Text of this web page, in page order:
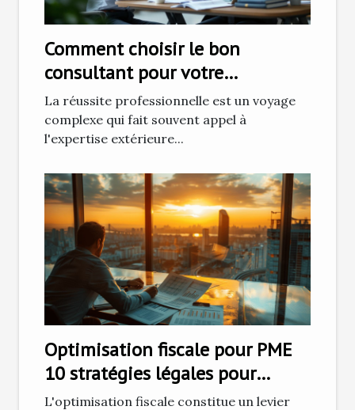
Comment choisir le bon
consultant pour votre
développement professionnel
La réussite professionnelle est un voyage
complexe qui fait souvent appel à
l'expertise extérieure...
Optimisation fiscale pour PME
10 stratégies légales pour
réduire vos impôts
L'optimisation fiscale constitue un levier